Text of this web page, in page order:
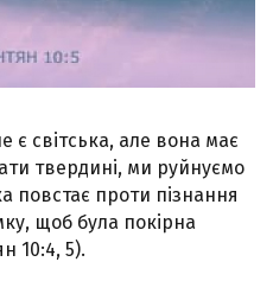
є світська, але вона має
твердині, ми руйнуємо
повстає проти пізнання
щоб була покірна
10:4, 5).